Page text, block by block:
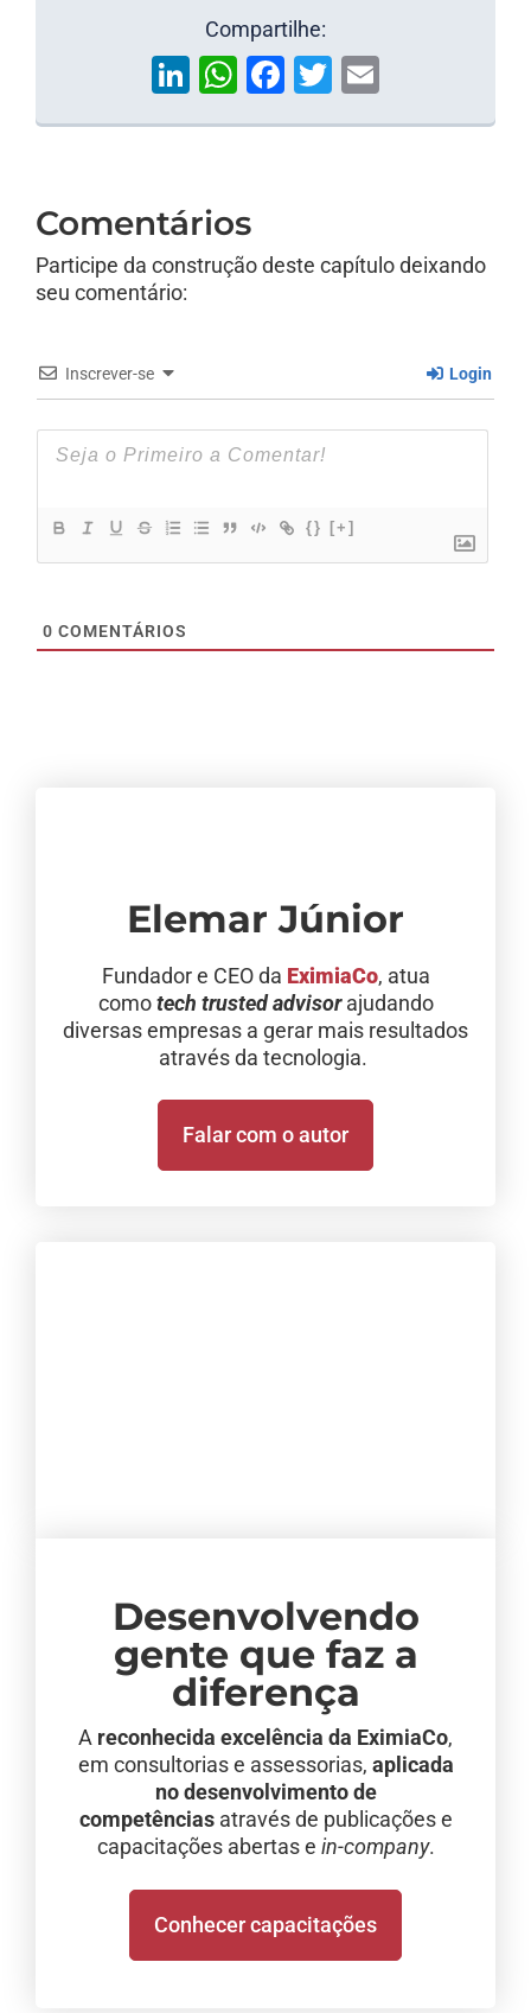
Compartilhe:
LinkedIn
WhatsApp
Facebook
Twitter
Comentários
Participe da construção deste capítulo deixando
seu comentário:
Inscrever-se Login
{} [+]
0 COMENTÁRIOS
Elemar Júnior
Fundador e CEO da EximiaCo, atua
comotech trusted advisorajudando
diversas empresas a gerar mais resultados
através da tecnologia.
Falar com o autor
Desenvolvendo
gente que faz a
diferença
A reconhecida excelência da EximiaCo,
em consultorias e assessorias, aplicada
no desenvolvimento de
competênciasatravés de publicações e
capacitações abertas e in-company.
Conhecer capacitações